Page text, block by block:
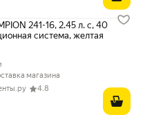
241-16, 2.45 л. с, 40
система, желтая
из 5
магазина
4.8